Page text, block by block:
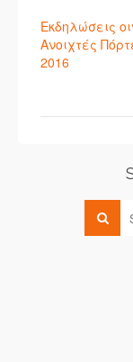
Εκδηλώσεις
Ανοιχτές
2016